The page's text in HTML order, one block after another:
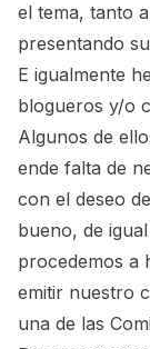
el tema, tanto
presentando
E igualmente
blogueros y/o
Algunos de
ende falta de
con el deseo
bueno, de
procedemos a
emitir nuestro
una de las